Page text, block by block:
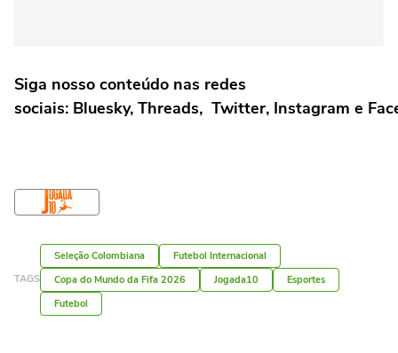
Siga nosso conteúdo nas redes
sociais: Bluesky, Threads, Twitter, Instagram e
TAGS
Seleção Colombiana
Futebol Internacional
Copa do Mundo da Fifa 2026
Jogada10
Esportes
Futebol